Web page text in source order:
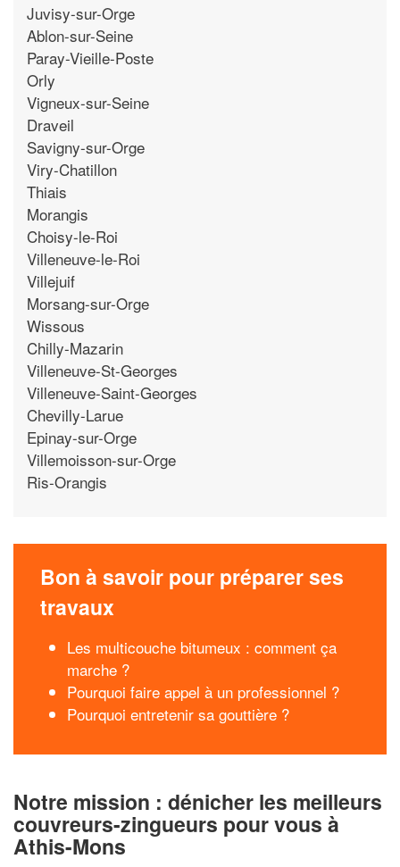
Juvisy-sur-Orge
Ablon-sur-Seine
Paray-Vieille-Poste
Orly
Vigneux-sur-Seine
Draveil
Savigny-sur-Orge
Viry-Chatillon
Thiais
Morangis
Choisy-le-Roi
Villeneuve-le-Roi
Villejuif
Morsang-sur-Orge
Wissous
Chilly-Mazarin
Villeneuve-St-Georges
Villeneuve-Saint-Georges
Chevilly-Larue
Epinay-sur-Orge
Villemoisson-sur-Orge
Ris-Orangis
Bon à savoir pour préparer ses
travaux
Les multicouche bitumeux : comment ça
marche ?
Pourquoi faire appel à un professionnel ?
Pourquoi entretenir sa gouttière ?
Notre mission : dénicher les meilleurs
couvreurs-zingueurs pour vous à
Athis-Mons